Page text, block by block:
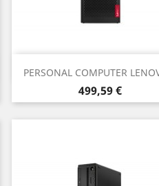
PERSONAL COMPUTER
Prezzo
499,59 €
Anteprima